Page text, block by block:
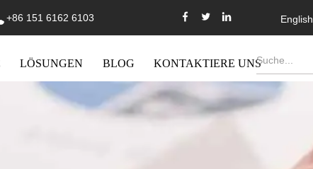
+86 151 6162 6103 English
LÖSUNGEN BLOG KONTAKTIERE UNS